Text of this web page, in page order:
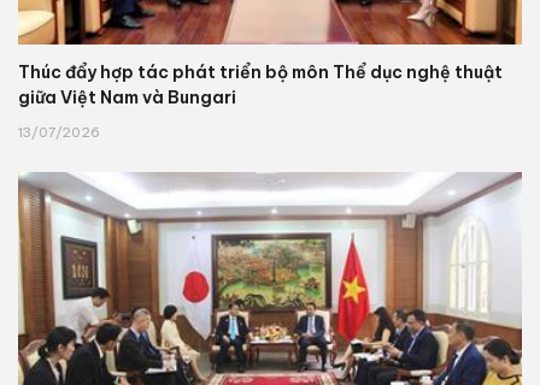
Thúc đẩy hợp tác phát triển bộ môn Thể dục nghệ thuật
giữa Việt Nam và Bungari
13/07/2026